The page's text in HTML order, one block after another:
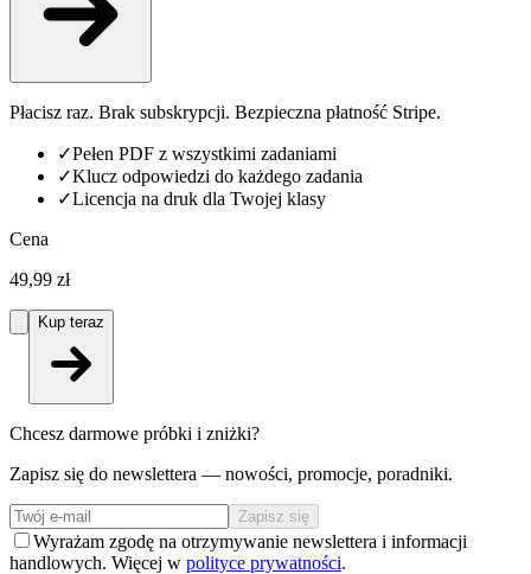
Płacisz raz. Brak subskrypcji. Bezpieczna płatność Stripe.
✓Pełen PDF z wszystkimi zadaniami
✓Klucz odpowiedzi do każdego zadania
✓Licencja na druk dla Twojej klasy
Cena
49,99 zł
Kup teraz
Chcesz darmowe próbki i zniżki?
Zapisz się do newslettera — nowości, promocje, poradniki.
Zapisz się
Wyrażam zgodę na otrzymywanie newslettera i informacji
handlowych. Więcej w polityce prywatności.